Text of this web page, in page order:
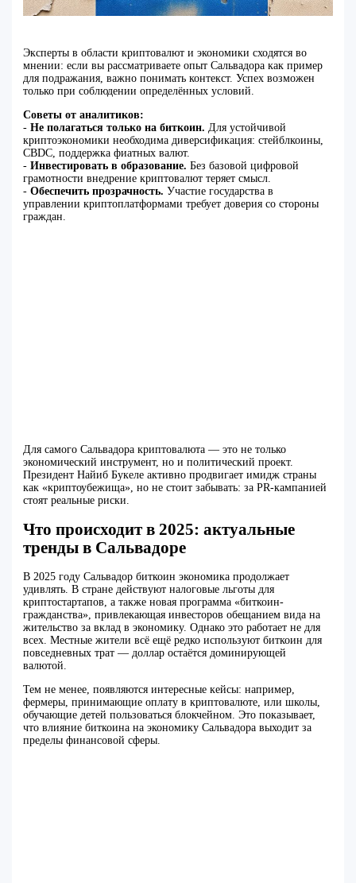
Эксперты в области криптовалют и экономики сходятся во
мнении: если вы рассматриваете опыт Сальвадора как пример
для подражания, важно понимать контекст. Успех возможен
только при соблюдении определённых условий.
Советы от аналитиков:
-Не полагаться только на биткоин. Для устойчивой
криптоэкономики необходима диверсификация: стейблкоины,
CBDC, поддержка фиатных валют.
-Инвестировать в образование. Без базовой цифровой
грамотности внедрение криптовалют теряет смысл.
-Обеспечить прозрачность. Участие государства в
управлении криптоплатформами требует доверия со стороны
граждан.
Для самого Сальвадора криптовалюта — это не только
экономический инструмент, но и политический проект.
Президент Найиб Букеле активно продвигает имидж страны
как «криптоубежища», но не стоит забывать: за PR-кампанией
стоят реальные риски.
Что происходит в 2025: актуальные
тренды в Сальвадоре
В 2025 году Сальвадор биткоин экономика продолжает
удивлять. В стране действуют налоговые льготы для
криптостартапов, а также новая программа «биткоин-
гражданства», привлекающая инвесторов обещанием вида на
жительство за вклад в экономику. Однако это работает не для
всех. Местные жители всё ещё редко используют биткоин для
повседневных трат — доллар остаётся доминирующей
валютой.
Тем не менее, появляются интересные кейсы: например,
фермеры, принимающие оплату в криптовалюте, или школы,
обучающие детей пользоваться блокчейном. Это показывает,
что влияние биткоина на экономику Сальвадора выходит за
пределы финансовой сферы.